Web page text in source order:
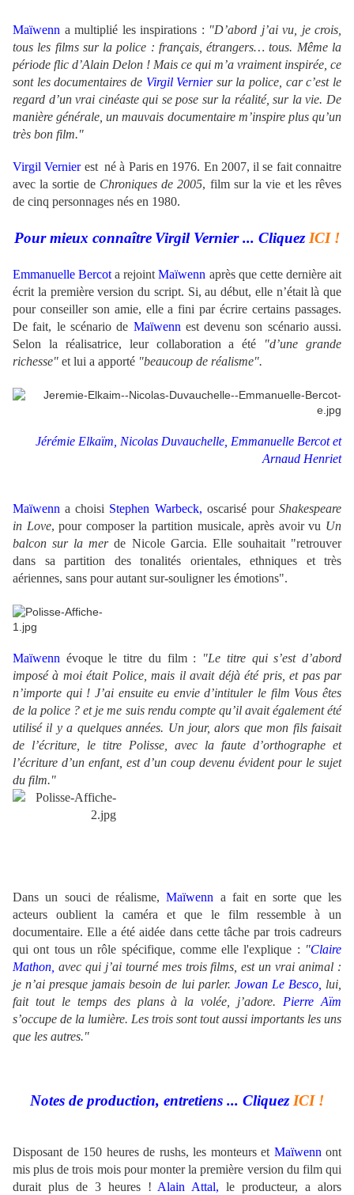
Maïwenn a multiplié les inspirations : "D’abord j’ai vu, je crois,
tous les films sur la police : français, étrangers… tous. Même la
période flic d’Alain Delon ! Mais ce qui m’a vraiment inspirée, ce
sont les documentaires de Virgil Verniersur la police, car c’est le
regard d’un vrai cinéaste qui se pose sur la réalité, sur la vie. De
manière générale, un mauvais documentaire m’inspire plus qu’un
très bon film."
Virgil Vernier est né à Paris en 1976. En 2007, il se fait connaitre
avec la sortie de Chroniques de 2005, film sur la vie et les rêves
de cinq personnages nés en 1980.
Pour mieux connaître Virgil Vernier ... Cliquez ICI !
Emmanuelle Bercot a rejointMaïwenn après que cette dernière ait
écrit la première version du script. Si, au début, elle n’était là que
pour conseiller son amie, elle a fini par écrire certains passages.
De fait, le scénario de Maïwenn est devenu son scénario aussi.
Selon la réalisatrice, leur collaboration a été
"d’une grande
richesse" et lui a apporté "beaucoup de réalisme".
Jérémie Elkaïm, Nicolas Duvauchelle, Emmanuelle Bercot et
Arnaud Henriet
Maïwenn a choisi Stephen Warbeck, oscarisé pourShakespeare
in Love, pour composer la partition musicale, après avoir vu Un
balcon sur la merde Nicole Garcia. Elle souhaitait "retrouver
dans sa partition des tonalités orientales, ethniques et très
aériennes, sans pour autant sur-souligner les émotions".
Maïwenn évoque le titre du film :
"Le titre qui s’est d’abord
imposé à moi était Police, mais il avait déjà été pris, et pas par
n’importe qui ! J’ai ensuite eu envie d’intituler le film Vous êtes
de la police ? et je me suis rendu compte qu’il avait également été
utilisé il y a quelques années. Un jour, alors que mon fils faisait
de l’écriture, le titre Polisse, avec la faute d’orthographe et
l’écriture d’un enfant, est d’un coup devenu évident pour le sujet
du film."
Dans un souci de réalisme,Maïwenn a fait en sorte que les
acteurs oublient la caméra et que le film ressemble à un
documentaire. Elle a été aidée dans cette tâche par trois cadreurs
qui ont tous un rôle spécifique, comme elle l'explique : "Claire
Mathon, avec qui j’ai tourné mes trois films, est un vrai animal :
je n’ai presque jamais besoin de lui parler. Jowan Le Besco, lui,
fait tout le temps des plans à la volée, j’adore. Pierre Aïm
s’occupe de la lumière. Les trois sont tout aussi importants les uns
que les autres."
Notes de production, entretiens ... Cliquez ICI !
Disposant de 150 heures de rushs, les monteurs et Maïwenn ont
mis plus de trois mois pour monter la première version du film qui
durait plus de 3 heures ! Alain Attal, le producteur, a alors